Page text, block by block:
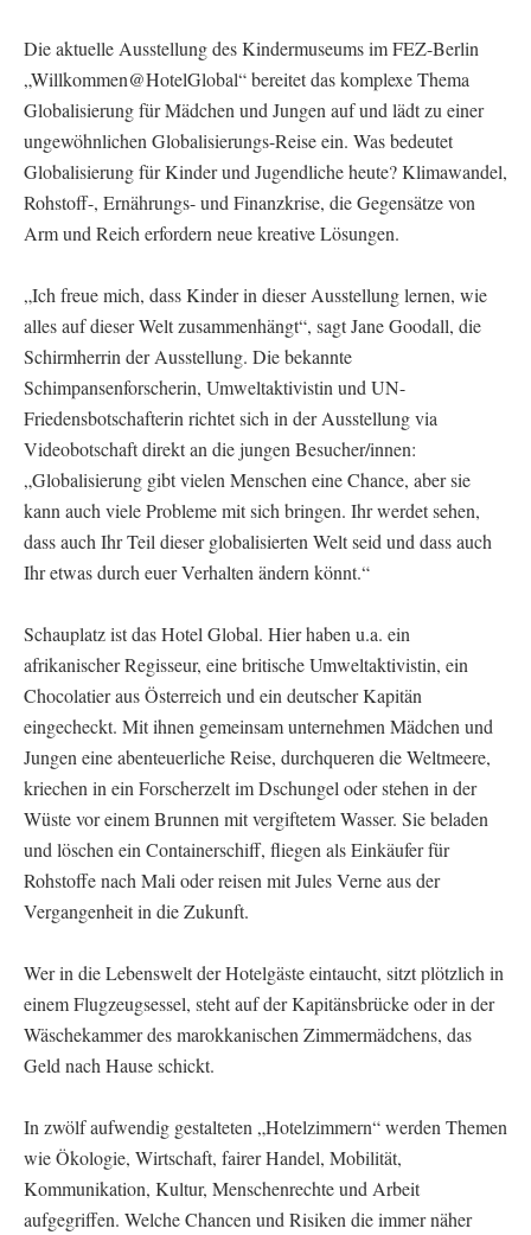
Die aktuelle Ausstellung des Kindermuseums im FEZ-Berlin
„Willkommen@HotelGlobal“ bereitet das komplexe Thema
Globalisierung für Mädchen und Jungen auf und lädt zu einer
ungewöhnlichen Globalisierungs-Reise ein. Was bedeutet
Globalisierung für Kinder und Jugendliche heute? Klimawandel,
Rohstoff-, Ernährungs- und Finanzkrise, die Gegensätze von
Arm und Reich erfordern neue kreative Lösungen.
„Ich freue mich, dass Kinder in dieser Ausstellung lernen, wie
alles auf dieser Welt zusammenhängt“, sagt Jane Goodall, die
Schirmherrin der Ausstellung. Die bekannte
Schimpansenforscherin, Umweltaktivistin und UN-
Friedensbotschafterin richtet sich in der Ausstellung via
Videobotschaft direkt an die jungen Besucher/innen:
„Globalisierung gibt vielen Menschen eine Chance, aber sie
kann auch viele Probleme mit sich bringen. Ihr werdet sehen,
dass auch Ihr Teil dieser globalisierten Welt seid und dass auch
Ihr etwas durch euer Verhalten ändern könnt.“
Schauplatz ist das Hotel Global. Hier haben u.a. ein
afrikanischer Regisseur, eine britische Umweltaktivistin, ein
Chocolatier aus Österreich und ein deutscher Kapitän
eingecheckt. Mit ihnen gemeinsam unternehmen Mädchen und
Jungen eine abenteuerliche Reise, durchqueren die Weltmeere,
kriechen in ein Forscherzelt im Dschungel oder stehen in der
Wüste vor einem Brunnen mit vergiftetem Wasser. Sie beladen
und löschen ein Containerschiff, fliegen als Einkäufer für
Rohstoffe nach Mali oder reisen mit Jules Verne aus der
Vergangenheit in die Zukunft.
Wer in die Lebenswelt der Hotelgäste eintaucht, sitzt plötzlich in
einem Flugzeugsessel, steht auf der Kapitänsbrücke oder in der
Wäschekammer des marokkanischen Zimmermädchens, das
Geld nach Hause schickt.
In zwölf aufwendig gestalteten „Hotelzimmern“ werden Themen
wie Ökologie, Wirtschaft, fairer Handel, Mobilität,
Kommunikation, Kultur, Menschenrechte und Arbeit
aufgegriffen. Welche Chancen und Risiken die immer näher